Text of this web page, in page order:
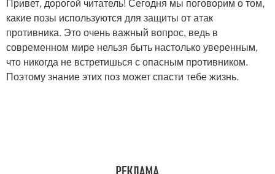
какие позы используются для защиты от атак
противника. Это очень важный вопрос, ведь в
современном мире нельзя быть настолько уверенным,
что никогда не встретишься с опасным противником.
Поэтому знание этих поз может спасти тебе жизнь.